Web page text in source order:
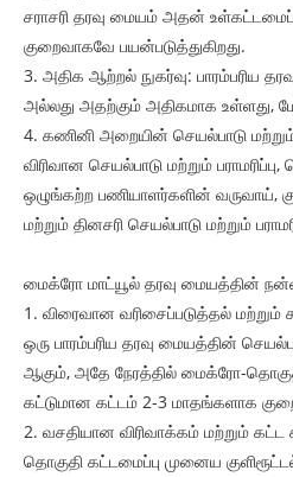
சராசரி தரவு மையம் அதன்
குறைவாகவே பயன்படுத்துகிறது.
3. அதிக ஆற்றல் நுகர்வு: பாரம்பரிய
அல்லது அதற்கும் அதிகமாக உள்ளது,
4. கணினி அறையின் செயல்பாடு மற்றும்
விரிவான செயல்பாடு மற்றும்
ஒழுங்கற்ற பணியாளர்களின் வருவாய்,
மற்றும் தினசரி செயல்பாடு மற்றும்
மைக்ரோ மாட்யூல் தரவு மையத்தின்
1. விரைவான வரிசைப்படுத்தல் மற்றும்
ஒரு பாரம்பரிய தரவு மையத்தின்
ஆகும், அதே நேரத்தில் மைக்ரோ-
கட்டுமான கட்டம் 2-3 மாதங்களாக
2. வசதியான விரிவாக்கம் மற்றும்
தொகுதி கட்டமைப்பு முனைய